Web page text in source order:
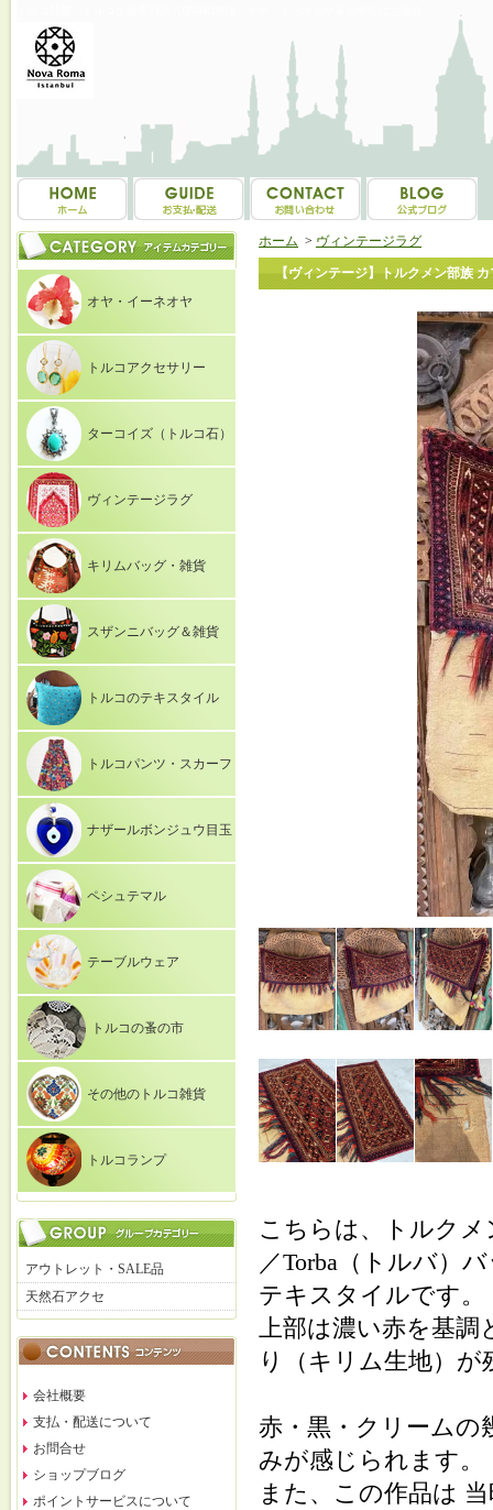
オヤ・イーネオヤ
トルコアクセサリー
ターコイズ（トルコ石）
ヴィンテージラグ
キリムバッグ・雑貨
スザンニバッグ＆雑貨
トルコのテキスタイル
トルコパンツ・スカーフ
ナザールボンジュウ目玉
ペシュテマル
テーブルウェア
トルコの蚤の市
その他のトルコ雑貨
トルコランプ
アウトレット・SALE品
天然石アクセ
会社概要
支払・配送について
お問合せ
ショップブログ
ポイントサービスについて
ホーム > ヴィンテージラグ
【ヴィンテージ】トルクメン部族
こちらは、トルクメ
／Torba（トルバ）
テキスタイルです。
上部は濃い赤を基調
り（キリム生地）
赤・黒・クリームの
みが感じられます。
また、この作品は